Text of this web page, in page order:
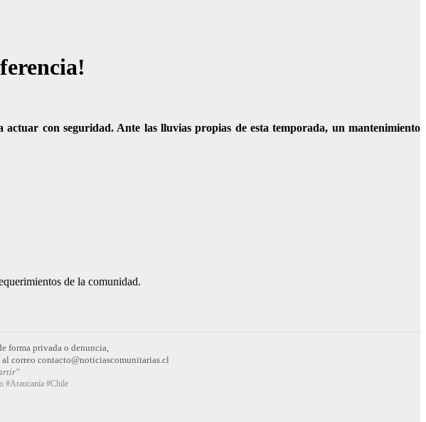
con seguridad. Ante las lluvias propias de esta temporada, un mantenimiento
de la comunidad.
forma privada o denuncia,
correo contacto@noticiascomunitarias.cl
#Araucanía #Chile